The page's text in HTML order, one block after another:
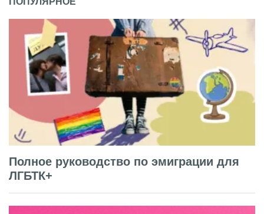
Полное руководство по эмиграции для
ЛГБТК+